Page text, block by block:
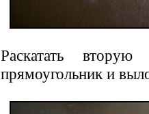
Раскатать
прямоугольник и